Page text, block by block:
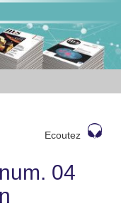
Ecoutez
04